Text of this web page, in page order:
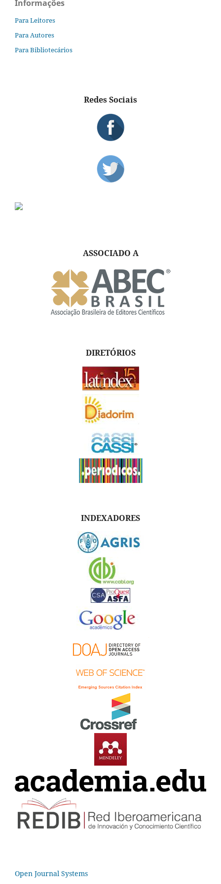
Informações
Para Leitores
Para Autores
Para Bibliotecários
Redes Sociais
ASSOCIADO A
DIRETÓRIOS
INDEXADORES
Open Journal Systems